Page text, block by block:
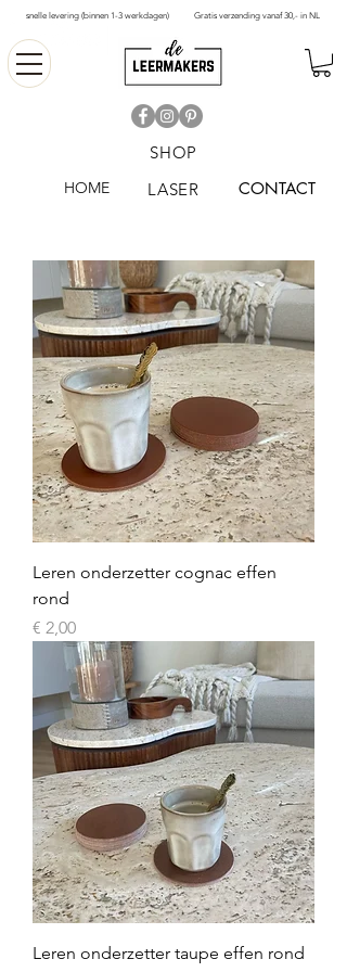
snelle levering (binnen 1-3 werkdagen) Gratis verzending vanaf 30,- in NL
HOME CONTACT
LASER
SHOP
Leren onderzetter cognac effen
rond
Prijs
€ 2,00
Leren onderzetter taupe effen rond